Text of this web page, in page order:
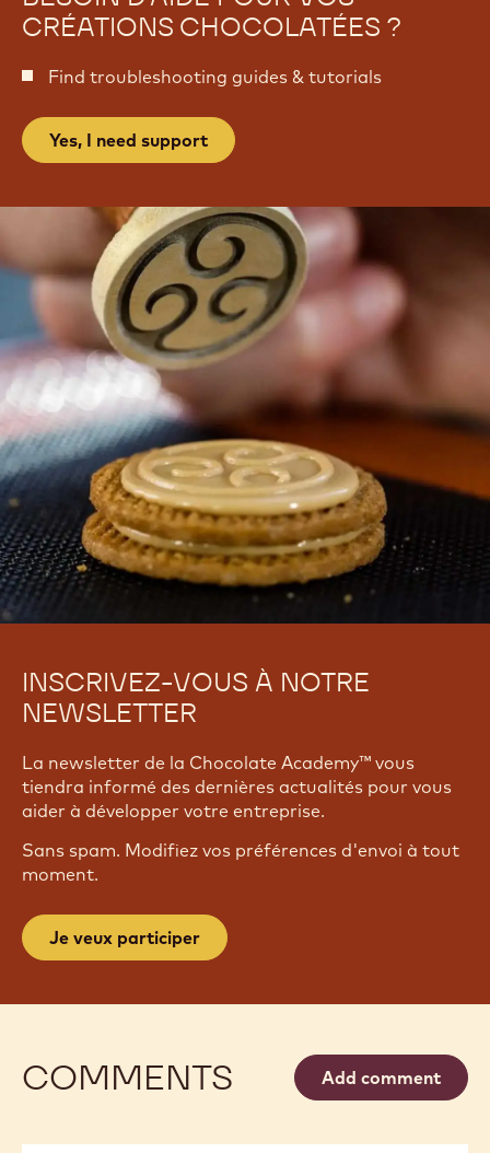
CRÉATIONS CHOCOLATÉES ?
Find troubleshooting guides & tutorials
Yes, I need support
INSCRIVEZ-VOUS À NOTRE
NEWSLETTER
La newsletter de la Chocolate Academy™ vous
tiendra informé des dernières actualités pour vous
aider à développer votre entreprise.
Sans spam. Modifiez vos préférences d'envoi à tout
moment.
Je veux participer
COMMENTS Add comment